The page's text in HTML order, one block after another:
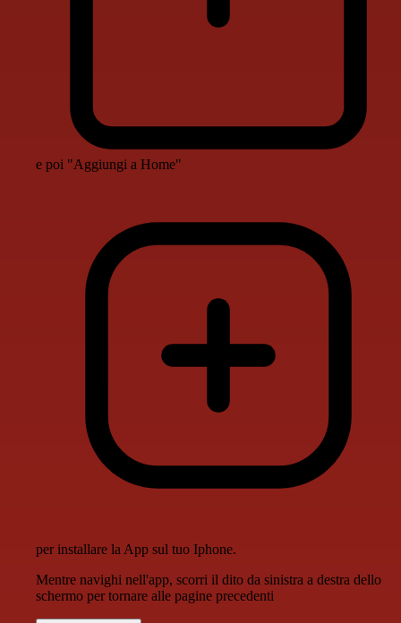
e poi "Aggiungi a Home"
per installare la App sul tuo Iphone.
Mentre navighi nell'app, scorri il dito da sinistra a destra dello
schermo per tornare alle pagine precedenti